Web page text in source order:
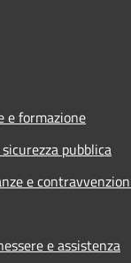
e formazione
pubblica
e
e assistenza